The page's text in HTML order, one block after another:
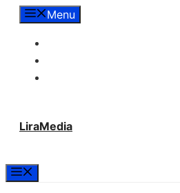
LangsungMenu
LiraMedia